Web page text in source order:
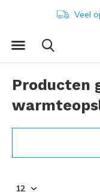
Veel
Producten